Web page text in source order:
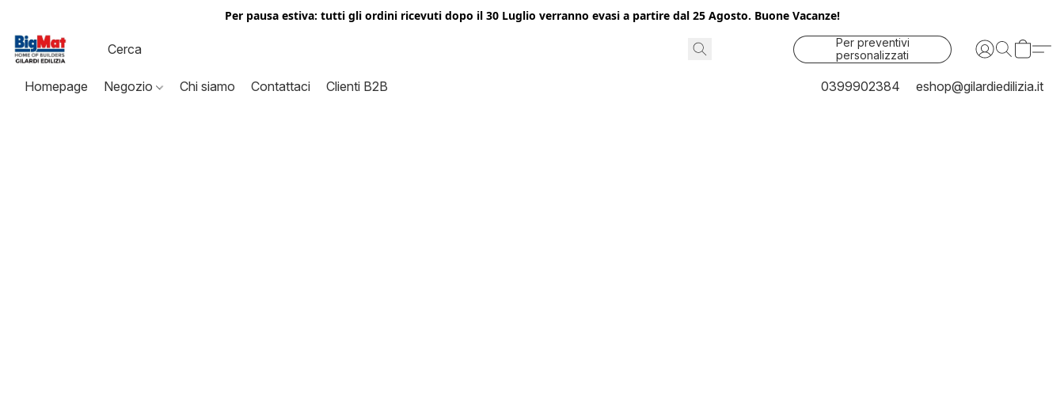
Per pausa estiva: tutti gli ordini ricevuti dopo il 30 Luglio verranno evasi a partire dal 25 Agosto. Buone Vacanze!
Per preventivi
personalizzati
contattaci
Homepage Negozio Chi siamo Contattaci Clienti B2B 0399902384 eshop@gilardiedilizia.it